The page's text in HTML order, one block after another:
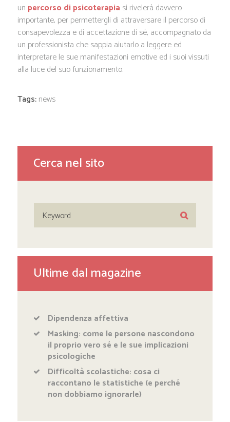
un percorso di psicoterapia si rivelerà davvero
importante, per permettergli di attraversare il percorso di
consapevolezza e di accettazione di sé, accompagnato da
un professionista che sappia aiutarlo a leggere ed
interpretare le sue manifestazioni emotive ed i suoi vissuti
alla luce del suo funzionamento.
Tags:news
Cerca nel sito
Ultime dal magazine
Dipendenza affettiva
Masking: come le persone nascondono
il proprio vero sé e le sue implicazioni
psicologiche
Difficoltà scolastiche: cosa ci
raccontano le statistiche (e perché
non dobbiamo ignorarle)